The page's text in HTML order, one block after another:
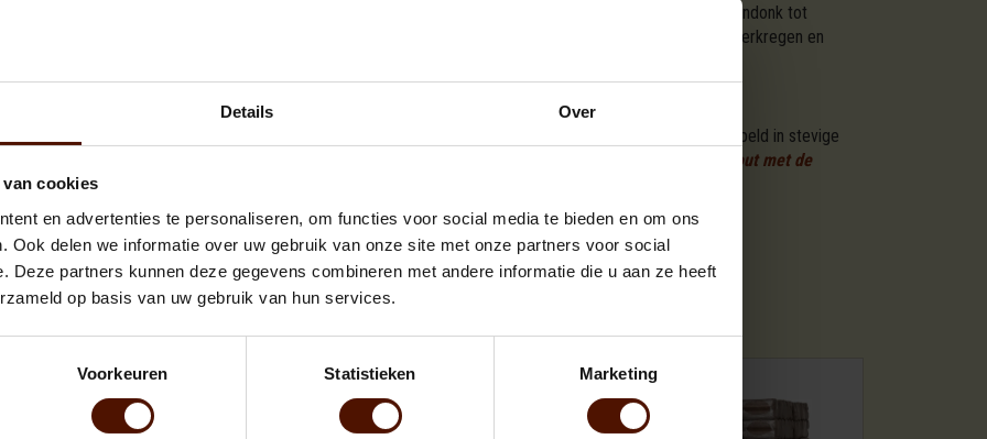
Details Over
cookies
en advertenties te personaliseren, om functies voor social media te bieden en om ons
Ook delen we informatie over uw gebruik van onze site met onze partners voor social
Deze partners kunnen deze gegevens combineren met andere informatie die u aan ze heeft
op basis van uw gebruik van hun services.
Voorkeuren Statistieken Marketing
regio's om te zorgen dat uw huis altijd warm en uitnodigend is. Van Aartselaar tot Zoersel, en van Arendonk tot
dat perfect is voor elke open haard, houtkachel of vuurplaats. Ons hout is duurzaam verkregen en
brandduur te garanderen.
waar u online brandhout kunt kopen in Olen. Ook de introductie van ovengedroogd brandhout gestapeld in stevige
En wat dacht u van de gratis levering in Olen? In een paar eenvoudige stappen
besteld u hier uw brandhout met de
.Wilt u liever telefonisch bestellen? Onze klantendienst helpt u graag verder.
UW KEUZE VOOR DE BESCHIKBARE ASSORTIMENTEN